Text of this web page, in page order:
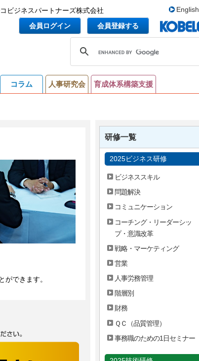
ビジネスパートナーズ株式会社 English
会員ログイン 会員登録する
コラム 人事研究会 育成体系構築支援
できます。
研修一覧
2025ビジネス研修
ビジネススキル
問題解決
コミュニケーション
コーチング・リーダーシッ
プ・意識改革
戦略・マーケティング
営業
人事労務管理
階層別
財務
ＱＣ（品質管理）
事務職のための1日セミナー